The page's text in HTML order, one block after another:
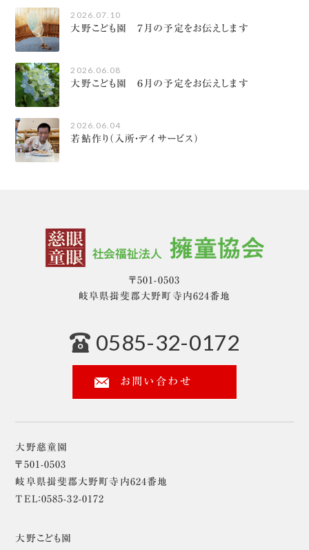
2026.07.10
大野こども園 ７月の予定をお伝えします
2026.06.08
大野こども園 ６月の予定をお伝えします
2026.06.04
若鮎作り（入所・デイサービス）
〒501-0503
岐阜県揖斐郡大野町寺内624番地
0585-32-0172
お問い合わせ
大野慈童園
〒501-0503
岐阜県揖斐郡大野町寺内624番地
TEL：0585-32-0172
大野こども園